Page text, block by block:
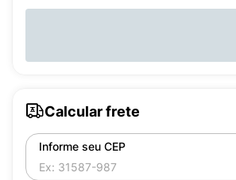
Calcular frete
Informe seu CEP